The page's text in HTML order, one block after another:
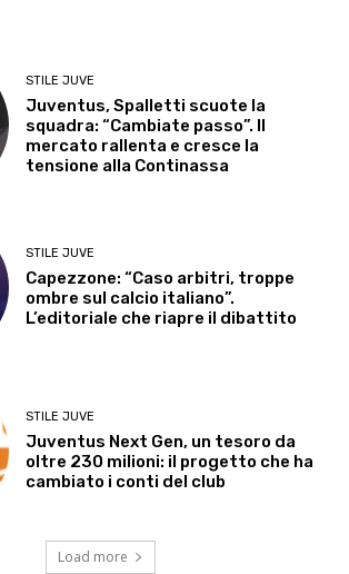
STILE JUVE
Juventus, Spalletti scuote la
squadra: “Cambiate passo”. Il
mercato rallenta e cresce la
tensione alla Continassa
STILE JUVE
Capezzone: “Caso arbitri, troppe
ombre sul calcio italiano”.
L’editoriale che riapre il dibattito
STILE JUVE
Juventus Next Gen, un tesoro da
oltre 230 milioni: il progetto che ha
cambiato i conti del club
Load more